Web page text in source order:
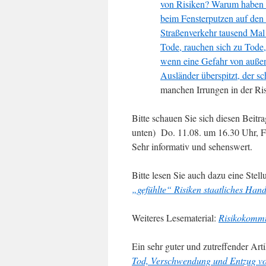
von Risiken? Warum
beim Fensterputzen auf
Straßenverkehr tausend
Tode, rauchen sich zu
wenn eine Gefahr von
Ausländer überspitzt, der
manchen Irrungen in der
Bitte schauen Sie sich diesen
unten) Do. 11.08. um 16.30 Uhr,
Sehr informativ und sehenswert.
Bitte lesen Sie auch dazu eine
„gefühlte“ Risiken staatliches
Weiteres Lesematerial:
Ein sehr guter und zutreffender
Tod, Verschwendung und Entzug